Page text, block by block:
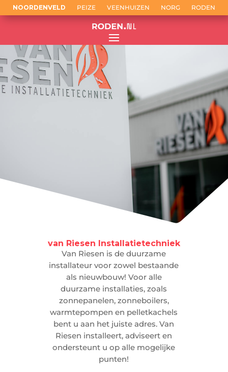
NOORDENVELD PEIZE VEENHUIZEN NORG RODEN
van Riesen Installatietechniek
Van Riesen is de duurzame
installateur voor zowel bestaande
als nieuwbouw! Voor alle
duurzame installaties, zoals
zonnepanelen, zonneboilers,
warmtepompen en pelletkachels
bent u aan het juiste adres. Van
Riesen installeert, adviseert en
ondersteunt u op alle mogelijke
punten!